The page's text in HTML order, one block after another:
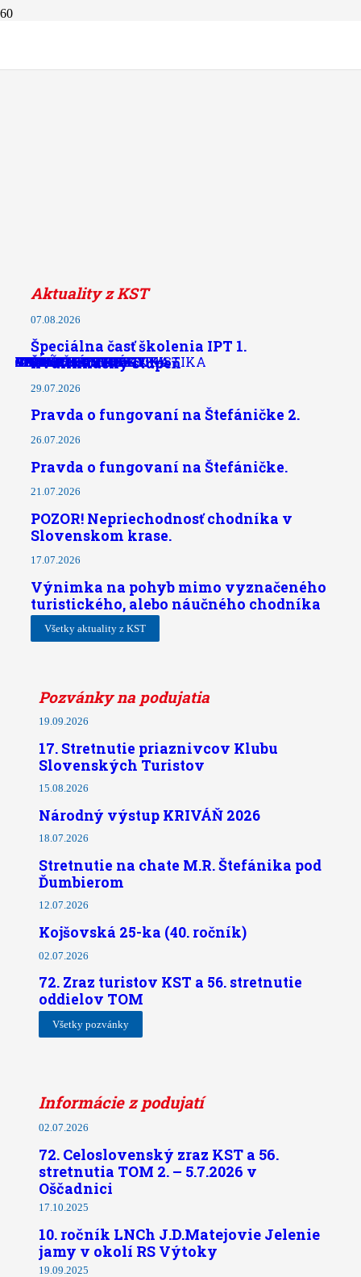
AKTUALITY TOB
HISTÓRIA TURISTIKY
ZNAČENIE
JAZDECKÁ TURISTIKA
MLÁDEŽE A TOB
VYSOKOHORSKÁ TURISTIKA
VODNEJ TURISTIKY
CYKLOTURISTIKA
LYŽIARSKA TURISTIKA
PEŠIA TURISTIKA
Aktuality z KST
07.08.2026
Špeciálna časť školenia IPT 1.
kvalifikačný stupeň
29.07.2026
Pravda o fungovaní na Štefáničke 2.
26.07.2026
Pravda o fungovaní na Štefáničke.
21.07.2026
POZOR! Nepriechodnosť chodníka v
Slovenskom krase.
17.07.2026
Výnimka na pohyb mimo vyznačeného
turistického, alebo náučného chodníka
Všetky aktuality z KST
Pozvánky na podujatia
19.09.2026
17. Stretnutie priaznivcov Klubu
Slovenských Turistov
15.08.2026
Národný výstup KRIVÁŇ 2026
18.07.2026
Stretnutie na chate M.R. Štefánika pod
Ďumbierom
12.07.2026
Kojšovská 25-ka (40. ročník)
02.07.2026
72. Zraz turistov KST a 56. stretnutie
oddielov TOM
Všetky pozvánky
Informácie z podujatí
02.07.2026
72. Celoslovenský zraz KST a 56.
stretnutia TOM 2. – 5.7.2026 v
Oščadnici
17.10.2025
10. ročník LNCh J.D.Matejovie Jelenie
jamy v okolí RS Výtoky
19.09.2025